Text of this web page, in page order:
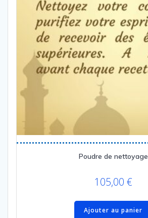
Poudre de nettoyage
105,00 €
Ajouter au panier